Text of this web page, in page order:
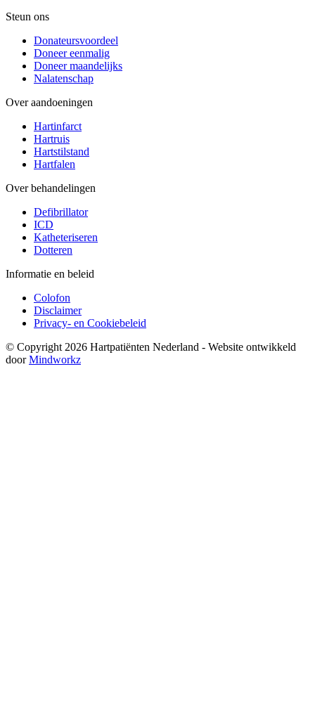
Steun ons
Donateursvoordeel
Doneer eenmalig
Doneer maandelijks
Nalatenschap
Over aandoeningen
Hartinfarct
Hartruis
Hartstilstand
Hartfalen
Over behandelingen
Defibrillator
ICD
Katheteriseren
Dotteren
Informatie en beleid
Colofon
Disclaimer
Privacy- en Cookiebeleid
© Copyright 2026 Hartpatiënten Nederland - Website ontwikkeld
doorMindworkz